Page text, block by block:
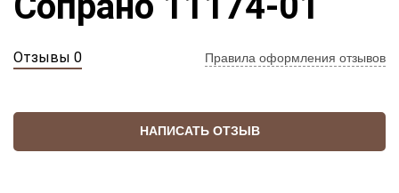
Отзывы 0 Правила оформления отзывов
НАПИСАТЬ ОТЗЫВ